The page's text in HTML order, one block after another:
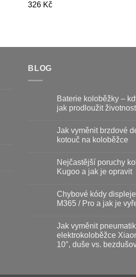
326 Kč
BLOG
Baterie koloběžky –
jak prodloužit životnost
textu
s
koloběžky
–
kdy
jak
prodloužit
životnost
Jak vyměnit brzdové
kotouč na koloběžce
u
textu
s
vyměnit
brzdové
destičky
na
koloběžce
Nejčastější poruchy
Kugoo a jak je opravit
u
textu
s
poruchy
koloběžek
Kugoo
a
Chybové kódy
M365 / Pro a jak je
textu
s
názvem
Jak vyměnit
elektrokoloběžce
10″, duše vs.